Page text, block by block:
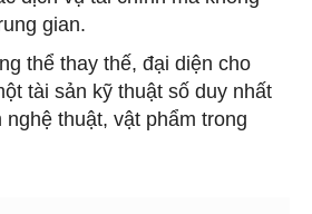
gian.
thể thay thế, đại diện cho
tài sản kỹ thuật số duy nhất
nghệ thuật, vật phẩm trong